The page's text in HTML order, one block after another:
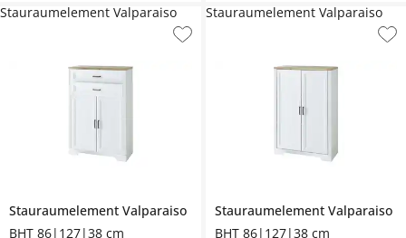
Stauraumelement Valparaiso
BHT 86|127|38 cm
Stauraumelement Valparaiso
Stauraumelement Valparaiso
BHT 86|127|38 cm
Stauraumelement Valparaiso